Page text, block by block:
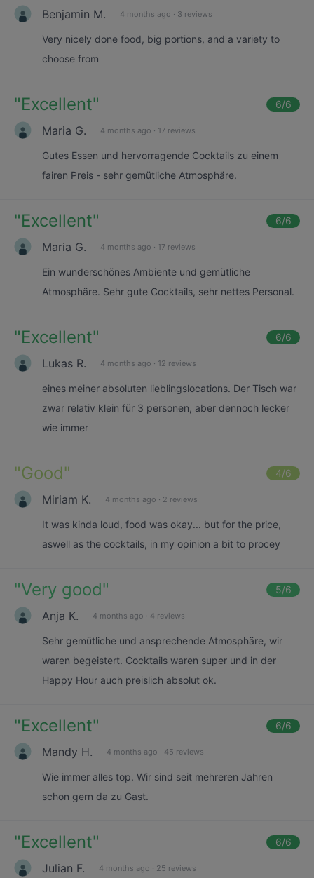
Benjamin M. 4 months ago · 3 reviews
Very nicely done food, big portions, and a variety to
choose from
"Excellent" 6/6
Maria G. 4 months ago · 17 reviews
Gutes Essen und hervorragende Cocktails zu einem
fairen Preis - sehr gemütliche Atmosphäre.
"Excellent" 6/6
Maria G. 4 months ago · 17 reviews
Ein wunderschönes Ambiente und gemütliche
Atmosphäre. Sehr gute Cocktails, sehr nettes Personal.
"Excellent" 6/6
Lukas R. 4 months ago · 12 reviews
eines meiner absoluten lieblingslocations. Der Tisch war
zwar relativ klein für 3 personen, aber dennoch lecker
wie immer
"Good" 4/6
Miriam K. 4 months ago · 2 reviews
It was kinda loud, food was okay... but for the price,
aswell as the cocktails, in my opinion a bit to procey
"Very good" 5/6
Anja K. 4 months ago · 4 reviews
Sehr gemütliche und ansprechende Atmosphäre, wir
waren begeistert. Cocktails waren super und in der
Happy Hour auch preislich absolut ok.
"Excellent" 6/6
Mandy H. 4 months ago · 45 reviews
Wie immer alles top. Wir sind seit mehreren Jahren
schon gern da zu Gast.
"Excellent" 6/6
Julian F. 4 months ago · 25 reviews